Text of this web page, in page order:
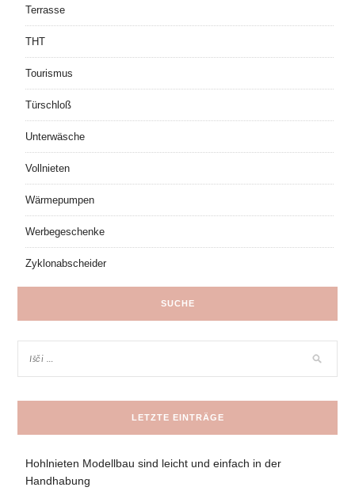
Terrasse
THT
Tourismus
Türschloß
Unterwäsche
Vollnieten
Wärmepumpen
Werbegeschenke
Zyklonabscheider
SUCHE
LETZTE EINTRÄGE
Hohlnieten Modellbau sind leicht und einfach in der
Handhabung